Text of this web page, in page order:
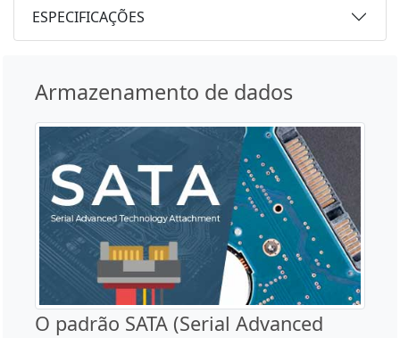
ESPECIFICAÇÕES
Armazenamento de dados
O padrão SATA (Serial Advanced